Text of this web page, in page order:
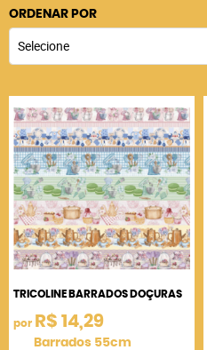
ORDENAR POR
Selecione
TRICOLINE BARRADOS DOÇURAS
por R$ 14,29
Barrados 55cm